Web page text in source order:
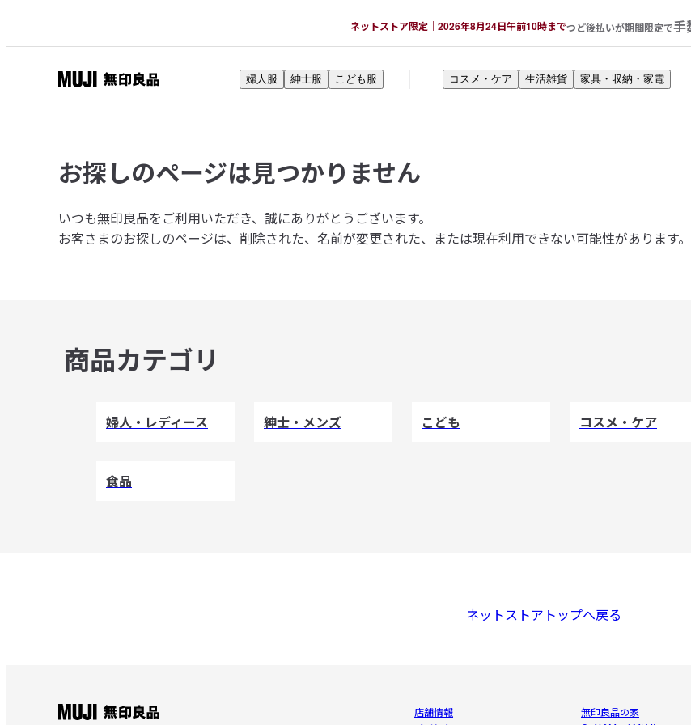
ネットストア限定｜2026年8月24日午前10時までつど後払いが期間限定で手
印
品
ネ
ト
ス
婦人服 紳士服 こども服 コスメ・ケア 生活雑貨 家具・収納・家電
お探しのページは見つかりません
いつも無印良品をご利用いただき、誠にありがとうございます。
お客さまのお探しのページは、削除された、名前が変更された、または現在利用できない可能性があります。
商品カテゴリ
婦人・レディース 紳士・メンズ こども コスメ・ケア
食品
ネットストアトップへ戻る
店舗情報
無印良品の家